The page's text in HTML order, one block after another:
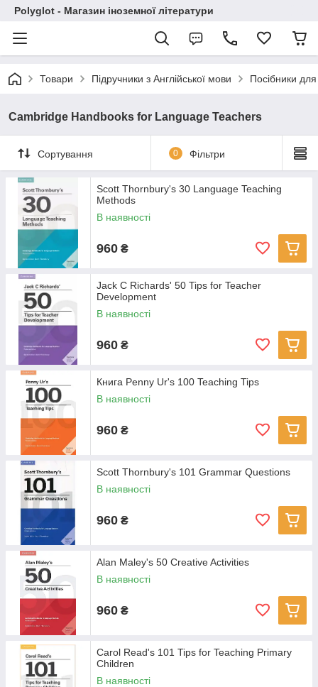
Polyglot - Магазин іноземної літератури
Товари Підручники з Англійської мови Посібники для
Cambridge Handbooks for Language Teachers
Сортування 0 Фільтри
Scott Thornbury's 30 Language Teaching
Methods
В наявності
960 ₴
Jack C Richards' 50 Tips for Teacher
Development
В наявності
960 ₴
Книга Penny Ur's 100 Teaching Tips
В наявності
960 ₴
Scott Thornbury's 101 Grammar Questions
В наявності
960 ₴
Alan Maley's 50 Creative Activities
В наявності
960 ₴
Carol Read's 101 Tips for Teaching Primary
Children
В наявності